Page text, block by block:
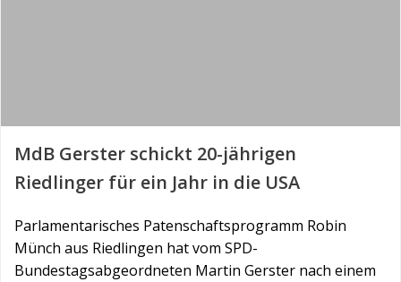
MdB Gerster schickt 20-jährigen
Riedlinger für ein Jahr in die USA
Parlamentarisches Patenschaftsprogramm Robin
Münch aus Riedlingen hat vom SPD-
Bundestagsabgeordneten Martin Gerster nach einem